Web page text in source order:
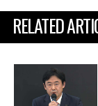
RELATED